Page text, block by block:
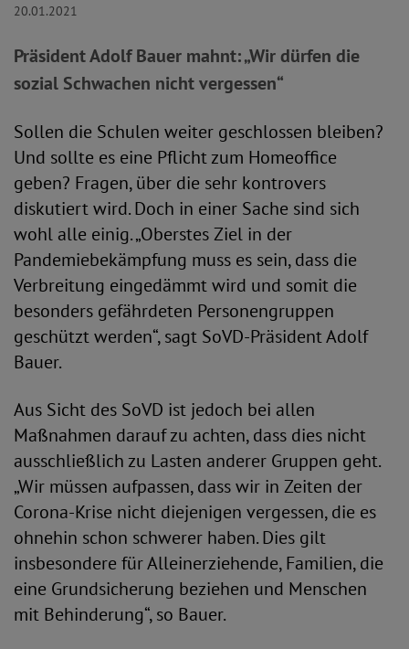
20.01.2021
Präsident Adolf Bauer mahnt: „Wir dürfen die
sozial Schwachen nicht vergessen“
Sollen die Schulen weiter geschlossen bleiben?
Und sollte es eine Pflicht zum Homeoffice
geben? Fragen, über die sehr kontrovers
diskutiert wird. Doch in einer Sache sind sich
wohl alle einig. „Oberstes Ziel in der
Pandemiebekämpfung muss es sein, dass die
Verbreitung eingedämmt wird und somit die
besonders gefährdeten Personengruppen
geschützt werden“, sagt SoVD-Präsident Adolf
Bauer.
Aus Sicht des SoVD ist jedoch bei allen
Maßnahmen darauf zu achten, dass dies nicht
ausschließlich zu Lasten anderer Gruppen geht.
„Wir müssen aufpassen, dass wir in Zeiten der
Corona-Krise nicht diejenigen vergessen, die es
ohnehin schon schwerer haben. Dies gilt
insbesondere für Alleinerziehende, Familien, die
eine Grundsicherung beziehen und Menschen
mit Behinderung“, so Bauer.